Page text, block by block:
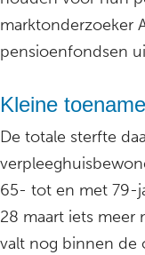
marktonderzoeker
pensioenfondsen
Kleine
De totale sterfte
65- tot en met 79-
28 maart iets meer
valt nog binnen de